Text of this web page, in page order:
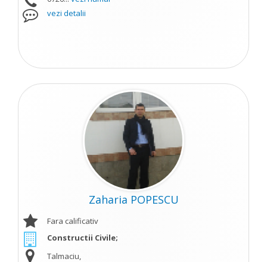
vezi detalii
Zaharia POPESCU
Fara calificativ
Constructii Civile;
Talmaciu,